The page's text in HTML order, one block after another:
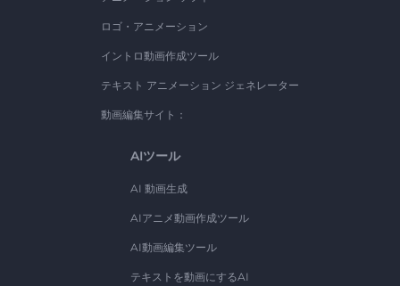
ロゴ・アニメーション
イントロ動画作成ツール
テキスト アニメーション ジェネレーター
動画編集サイト：
AIツール
AI 動画生成
AIアニメ動画作成ツール
AI動画編集ツール
テキストを動画にするAI